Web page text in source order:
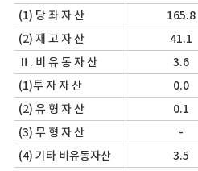
(1) 당 좌 자 산
165.8
(2) 재 고 자 산
41.1
Ⅱ. 비 유 동 자 산
3.6
(1)투 자 자 산
0.0
(2) 유 형 자 산
0.1
(3) 무 형 자 산
-
(4) 기타 비유동자산
3.5